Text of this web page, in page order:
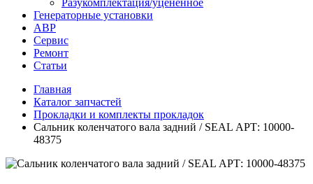
Разукомплектация/уцененное
Генераторные установки
АВР
Сервис
Ремонт
Статьи
Главная
Каталог запчастей
Прокладки и комплекты прокладок
Сальник коленчатого вала задний / SEAL АРТ: 10000-
48375